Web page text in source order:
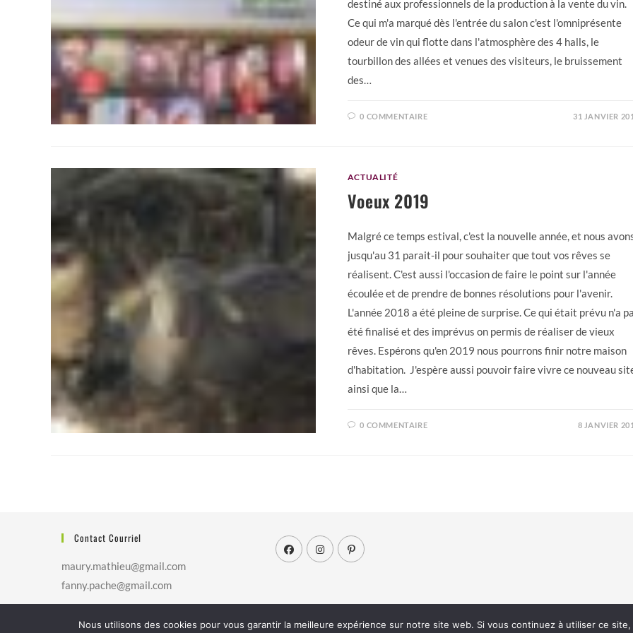
destiné aux professionnels de la production à la vente du vin.
Ce qui m'a marqué dès l'entrée du salon c'est l'omniprésente
odeur de vin qui flotte dans l'atmosphère des 4 halls, le
tourbillon des allées et venues des visiteurs, le bruissement
des…
0 COMMENTAIRE 31 JANVIER
ACTUALITÉ
Voeux 2019
Malgré ce temps estival, c'est la nouvelle année, et nous
jusqu'au 31 parait-il pour souhaiter que tout vos rêves se
réalisent. C'est aussi l'occasion de faire le point sur l'année
écoulée et de prendre de bonnes résolutions pour l'avenir.
L'année 2018 a été pleine de surprise. Ce qui était prévu n'a
été finalisé et des imprévus on permis de réaliser de vieux
rêves. Espérons qu'en 2019 nous pourrons finir notre maison
d'habitation. J'espère aussi pouvoir faire vivre ce nouveau
ainsi que la…
0 COMMENTAIRE 8 JANVIER
Contact Courriel
maury.mathieu@gmail.com
fanny.pache@gmail.com
Nous utilisons des cookies pour vous garantir la meilleure expérience sur notre site web. Si vous continuez à utiliser ce